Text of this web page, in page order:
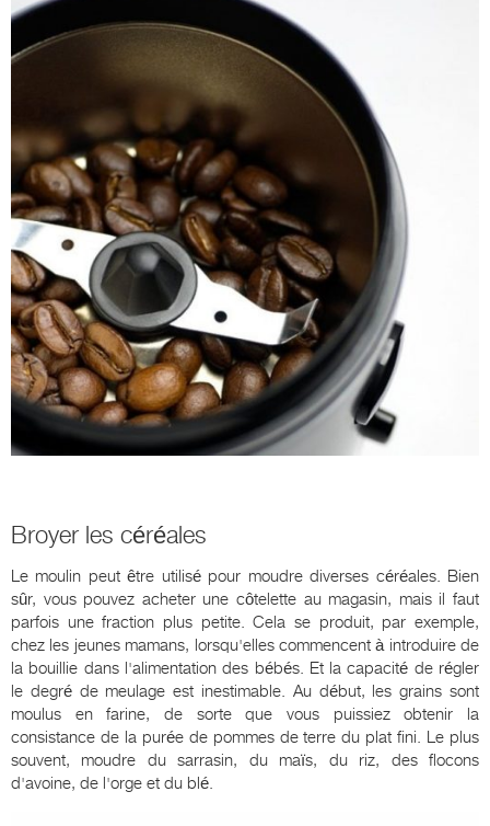
Broyer les céréales
Le moulin peut être utilisé pour moudre diverses céréales. Bien
sûr, vous pouvez acheter une côtelette au magasin, mais il faut
parfois une fraction plus petite. Cela se produit, par exemple,
chez les jeunes mamans, lorsqu'elles commencent à introduire de
la bouillie dans l'alimentation des bébés. Et la capacité de régler
le degré de meulage est inestimable. Au début, les grains sont
moulus en farine, de sorte que vous puissiez obtenir la
consistance de la purée de pommes de terre du plat fini. Le plus
souvent, moudre du sarrasin, du maïs, du riz, des flocons
d'avoine, de l'orge et du blé.